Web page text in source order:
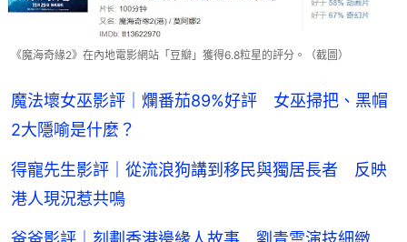
《魔海奇緣2》在內地電影網站「豆瓣」獲得6.8粒星的評分。（截圖）
魔法壞女巫影評｜爛番茄89%好評 女巫掃把、黑帽
2大隱喻是什麼？
得寵先生影評｜從流浪狗講到移民與獨居長者 反映
港人現況惹共鳴